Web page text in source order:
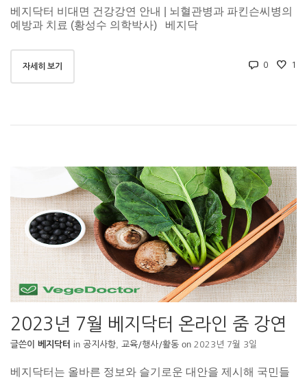
베지닥터 비대면 건강강연 안내 | 뇌혈관병과 파킨슨씨병의
예방과 치료 (황성수 의학박사) 베지닥
자세히 보기 0 1
2023년 7월 베지닥터 온라인 줌 강연
글쓴이 베지닥터 in 공지사항, 교육/행사/활동 on 2023년 7월 3일
베지닥터는 올바른 정보와 슬기로운 대안을 제시해 국민들